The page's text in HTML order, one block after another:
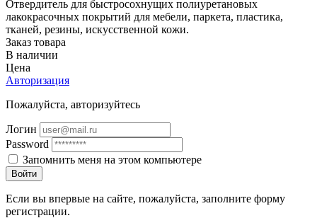
Отвердитель для быстросохнущих полиуретановых
лакокрасочных покрытий для мебели, паркета, пластика,
тканей, резины, искусственной кожи.
Заказ товара
В наличии
Цена
Авторизация
Пожалуйста, авторизуйтесь
Логин
Password
Запомнить меня на этом компьютере
Войти
Если вы впервые на сайте, пожалуйста, заполните форму
регистрации.